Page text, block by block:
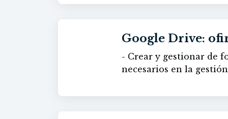
Google Drive:
- Crear y gestionar de
necesarios en la